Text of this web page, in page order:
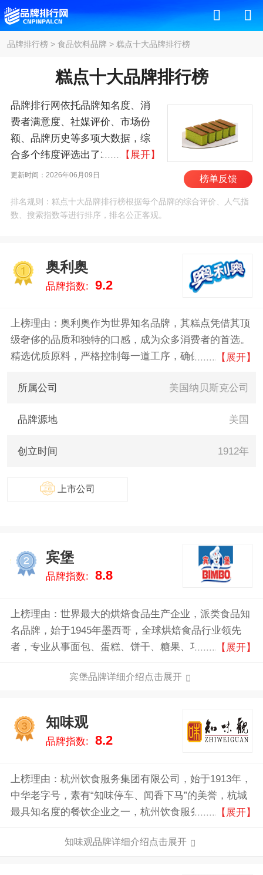
品牌排行榜> 食品饮料品牌 > 糕点十大品牌排行榜
糕点十大品牌排行榜
品牌排行网依托品牌知名度、消
费者满意度、社媒评价、市场份
额、品牌历史等多项大数据，综
合多个纬度评选出了2026年糕点
十大品牌排行榜，其中前十名
知味观、曹祥泰、乔家栅、
ORION、凯司令、北京稻香村、
实的数据告诉您糕点什么牌子
好，供您参考。
【展开】
更新时间：2026年06月09日 榜单反馈
排名规则：糕点十大品牌排行榜根据每个品牌的综合评价、人气指
数、搜索指数等进行排序，排名公正客观。
1
奥利奥
品牌指数: 9.2
上榜理由：奥利奥作为世界知名品牌，其糕点凭借其顶
级奢侈的品质和独特的口感，成为众多消费者的首选。
精选优质原料，严格控制每一道工序，确保每一口都能
味道，既满足了视觉上的美感，又满足了味蕾的期待。
【展开】
所属公司 美国纳贝斯克公司
品牌源地 美国
创立时间 1912年
上市公司
宾堡
品牌指数: 8.8
上榜理由：世界最大的烘焙食品生产企业，派类食品知
名品牌，始于1945年墨西哥，全球烘焙食品行业领先
者，专业从事面包、蛋糕、饼干、糖果、巧克力等6000
【展开】
宾堡品牌详细介绍点击展开
3
知味观
品牌指数: 8.2
上榜理由：杭州饮食服务集团有限公司，始于1913年，
中华老字号，素有“知味停车、闻香下马”的美誉，杭城
最具知名度的餐饮企业之一，杭州饮食服务集团下属大
【展开】
知味观品牌详细介绍点击展开